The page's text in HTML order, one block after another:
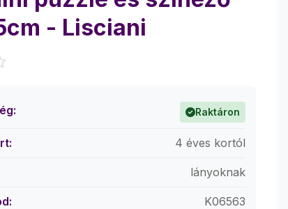
- Lisciani
Raktáron
4 éves kortól
lányoknak
K06563